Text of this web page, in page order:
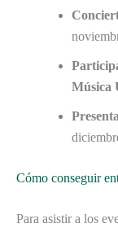
Música
Cómo conseguir
Para asistir a los